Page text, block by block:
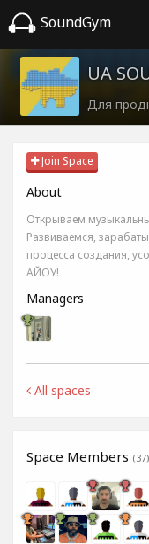
SoundGym
UA
Для
Join Space
About
Открываем
Развиваемся,
процесса создания,
АЙОУ!
Managers
All spaces
Space Members (37)